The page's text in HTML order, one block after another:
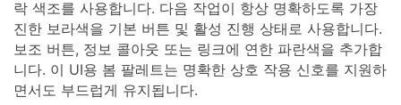
락 색조를 사용합니다. 다음 작업이 항상 명확하도록 가장
진한 보라색을 기본 버튼 및 활성 진행 상태로 사용합니다.
보조 버튼, 정보 콜아웃 또는 링크에 연한 파란색을 추가합
니다. 이 UI용 봄 팔레트는 명확한 상호 작용 신호를 지원하
면서도 부드럽게 유지됩니다.